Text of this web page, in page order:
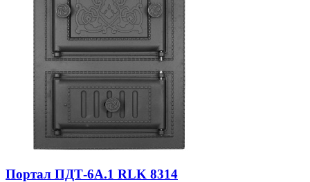
Портал ПДТ-6А.1 RLK 8314